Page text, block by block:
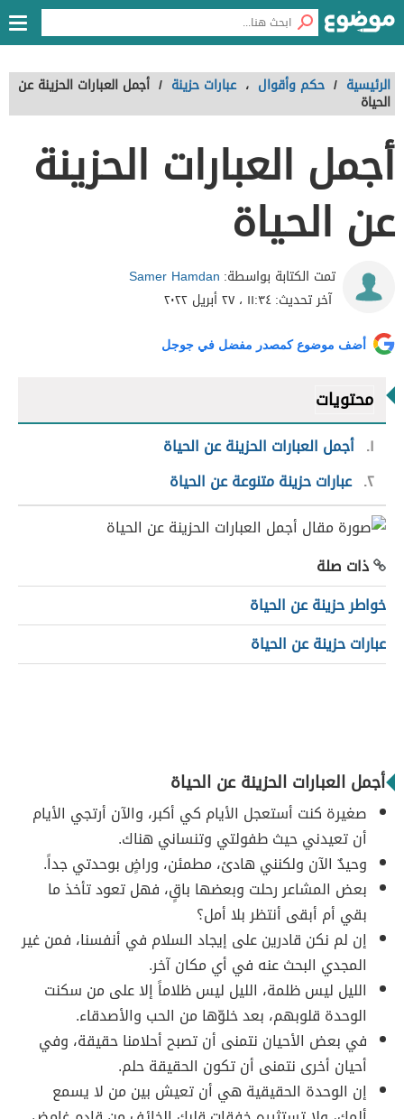
الرئيسية / حكم وأقوال ، عبارات حزينة / أجمل العبارات الحزينة عن
الحياة
أجمل العبارات الحزينة
عن الحياة
تمت الكتابة بواسطة: Samer Hamdan
آخر تحديث:١١:٣٤ ، ٢٧ أبريل ٢٠٢٢
أضف موضوع كمصدر مفضل في جوجل
محتويات
١ أجمل العبارات الحزينة عن الحياة
٢ عبارات حزينة متنوعة عن الحياة
ذات صلة
خواطر حزينة عن الحياة
عبارات حزينة عن الحياة
أجمل العبارات الحزينة عن الحياة
صغيرة كنت أستعجل الأيام كي أكبر، والآن أرتجي الأيام
أن تعيدني حيث طفولتي وتنساني هناك.
وحيدٌ الآن ولكنني هادئ، مطمئن، وراضٍ بوحدتي جداً.
بعض المشاعر رحلت وبعضها باقٍ، فهل تعود تأخذ ما
بقي أم أبقى أنتظر بلا أمل؟
إن لم نكن قادرين على إيجاد السلام في أنفسنا، فمن غير
المجدي البحث عنه في أي مكان آخر.
الليل ليس ظلمة، الليل ليس ظلاماً إلا على من سكنت
الوحدة قلوبهم، بعد خلوّها من الحب والأصدقاء.
في بعض الأحيان نتمنى أن تصبح أحلامنا حقيقة، وفي
أحيان أخرى نتمنى أن تكون الحقيقة حلم.
إن الوحدة الحقيقية هي أن تعيش بين من لا يسمع